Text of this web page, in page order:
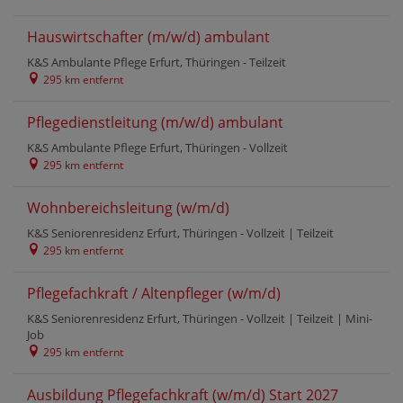
Hauswirtschafter (m/w/d) ambulant
K&S Ambulante Pflege Erfurt, Thüringen -Teilzeit
295 km entfernt
Pflegedienstleitung (m/w/d) ambulant
K&S Ambulante Pflege Erfurt, Thüringen -Vollzeit
295 km entfernt
Wohnbereichsleitung (w/m/d)
K&S Seniorenresidenz Erfurt, Thüringen -Vollzeit | Teilzeit
295 km entfernt
Pflegefachkraft / Altenpfleger (w/m/d)
K&S Seniorenresidenz Erfurt, Thüringen -Vollzeit | Teilzeit | Mini-
Job
295 km entfernt
Ausbildung Pflegefachkraft (w/m/d) Start 2027